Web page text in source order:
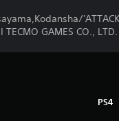
TECMO GAMES CO., LTD.
PS4